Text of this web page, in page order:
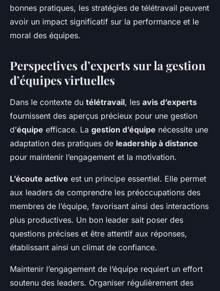
bonnes pratiques, les stratégies de télétravail peuvent
avoir un impact significatif sur la performance et le
moral des équipes.
Perspectives d’experts sur la gestion
d’équipes virtuelles
Dans le contexte du télétravail, les avis d’experts
fournissent des aperçus précieux pour une gestion
d’équipe efficace. La gestion d’équipe nécessite une
adaptation des pratiques de leadership à distance
pour maintenir l’engagement et la motivation.
L’écoute active est un principe essentiel. Elle permet
aux leaders de comprendre les préoccupations des
membres de l’équipe, favorisant ainsi des interactions
plus productives. Un bon leader sait poser des
questions précises et être attentif aux réponses,
établissant ainsi un climat de confiance.
Maintenir l’engagement de l’équipe requiert un effort
soutenu des leaders. Organiser régulièrement des